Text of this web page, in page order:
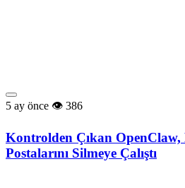
5 ay önce 386
Kontrolden Çıkan
Postalarını Silmeye Çalıştı